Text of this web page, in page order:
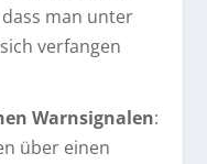
man unter
verfangen
Warnsignalen:
über einen